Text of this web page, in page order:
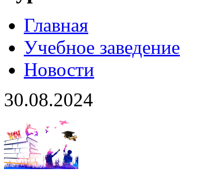
Главная
Учебное заведение
Новости
30.08.2024